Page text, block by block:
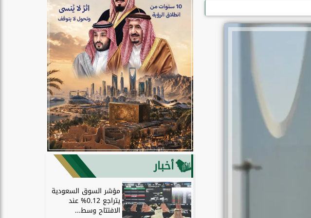
أخبار
مؤشر السوق السعودية
يتراجع 0.12% عند
الافتتاح وسط...